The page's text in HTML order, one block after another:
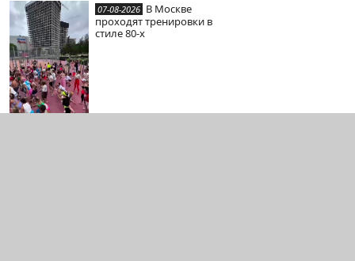
07-08-2026 В Москве
проходят тренировки в
стиле 80-х